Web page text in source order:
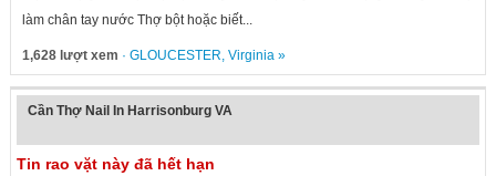
làm chân tay nước Thợ bột hoặc biết...
1,628 lượt xem · GLOUCESTER, Virginia»
Cần Thợ Nail In Harrisonburg VA
Tin rao vặt này đã hết hạn